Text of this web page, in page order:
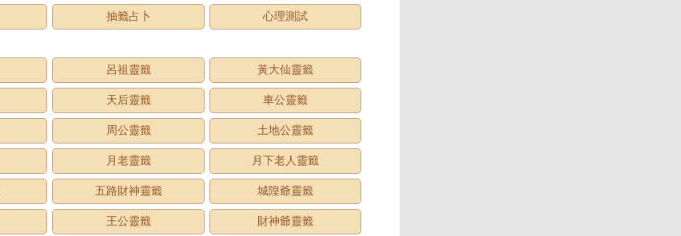
抽籤占卜 心理測試
呂祖靈籤 黃大仙靈籤
天后靈籤 車公靈籤
周公靈籤 土地公靈籤
月老靈籤 月下老人靈籤
五路財神靈籤 城隍爺靈籤
王公靈籤 財神爺靈籤